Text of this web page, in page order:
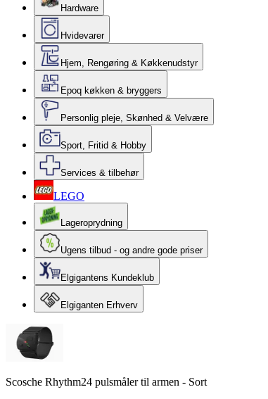
Hardware
Hvidevarer
Hjem, Rengøring & Køkkenudstyr
Epoq køkken & bryggers
Personlig pleje, Skønhed & Velvære
Sport, Fritid & Hobby
Services & tilbehør
LEGO
Lageroprydning
Ugens tilbud - og andre gode priser
Elgigantens Kundeklub
Elgiganten Erhverv
Scosche Rhythm24 pulsmåler til armen - Sort